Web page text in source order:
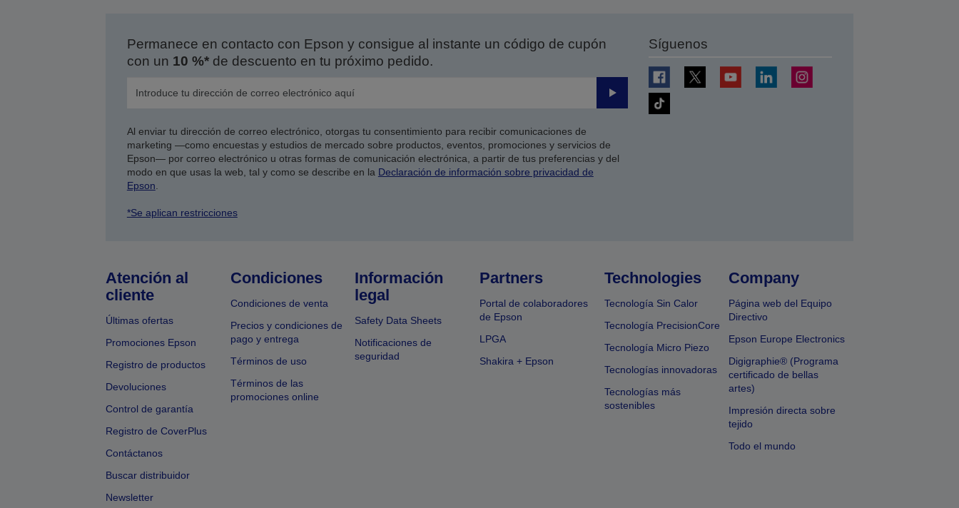
Permanece en contacto con Epson y consigue al instante un código de cupón
con un 10 %*de descuento en tu próximo pedido.
Enviar
Al enviar tu dirección de correo electrónico, otorgas tu consentimiento para recibir comunicaciones de
marketing —como encuestas y estudios de mercado sobre productos, eventos, promociones y servicios de
Epson— por correo electrónico u otras formas de comunicación electrónica, a partir de tus preferencias y del
modo en que usas la web, tal y como se describe en la Declaración de información sobre privacidad de
Epson.
*Se aplican restricciones
Síguenos
Atención al
cliente
Últimas ofertas
Promociones Epson
Registro de productos
Devoluciones
Control de garantía
Registro de CoverPlus
Contáctanos
Buscar distribuidor
Newsletter
Condiciones
Condiciones de venta
Precios y condiciones de
pago y entrega
Términos de uso
Términos de las
promociones online
Información
legal
Safety Data Sheets
Notificaciones de
seguridad
Partners
Portal de colaboradores
de Epson
LPGA
Shakira + Epson
Technologies
Tecnología Sin Calor
Tecnología PrecisionCore
Tecnología Micro Piezo
Tecnologías innovadoras
Tecnologías más
sostenibles
Company
Página web del Equipo
Directivo
Epson Europe Electronics
Digigraphie® (Programa
certificado de bellas
artes)
Impresión directa sobre
tejido
Todo el mundo